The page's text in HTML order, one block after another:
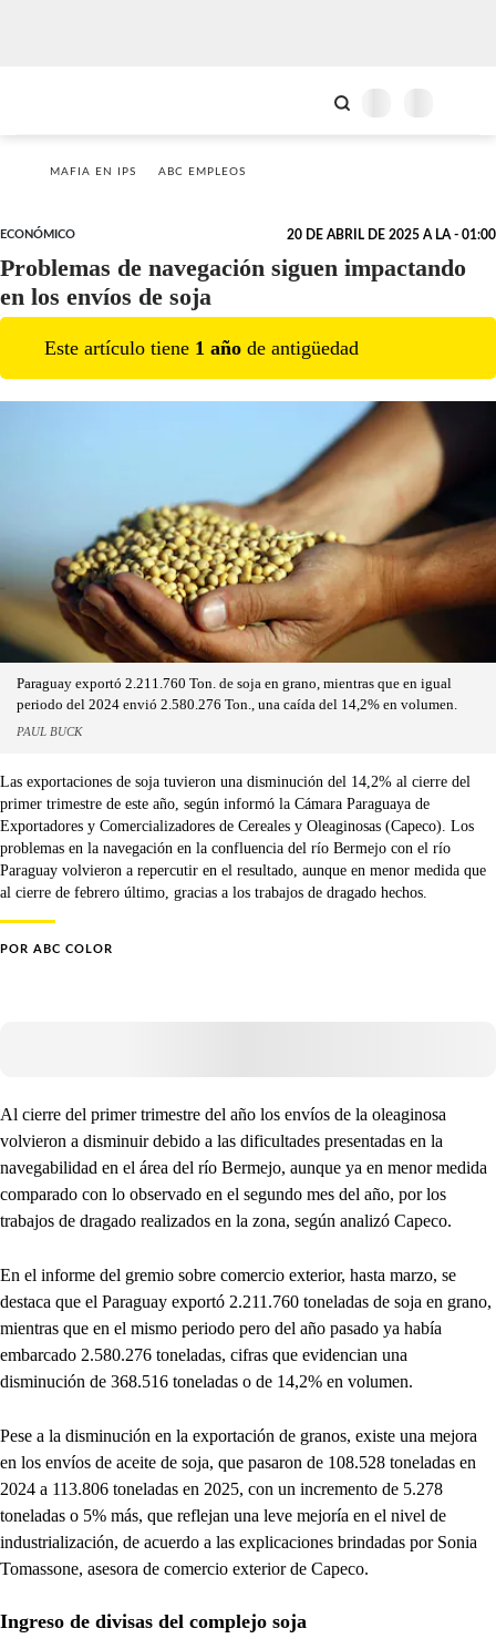
MAFIA EN IPS ABC EMPLEOS
ECONÓMICO 20 DE ABRIL DE 2025 A LA - 01:00
Problemas de navegación siguen impactando
en los envíos de soja
Este artículo tiene 1 año de antigüedad
Paraguay exportó 2.211.760 Ton. de soja en grano, mientras que en igual
periodo del 2024 envió 2.580.276 Ton., una caída del 14,2% en volumen.
PAUL BUCK
Las exportaciones de soja tuvieron una disminución del 14,2% al cierre del
primer trimestre de este año, según informó la Cámara Paraguaya de
Exportadores y Comercializadores de Cereales y Oleaginosas (Capeco). Los
problemas en la navegación en la confluencia del río Bermejo con el río
Paraguay volvieron a repercutir en el resultado, aunque en menor medida que
al cierre de febrero último, gracias a los trabajos de dragado hechos.
POR ABC COLOR
Al cierre del primer trimestre del año los envíos de la oleaginosa
volvieron a disminuir debido a las dificultades presentadas en la
navegabilidad en el área del río Bermejo, aunque ya en menor medida
comparado con lo observado en el segundo mes del año, por los
trabajos de dragado realizados en la zona, según analizó Capeco.
En el informe del gremio sobre comercio exterior, hasta marzo, se
destaca que el Paraguay exportó 2.211.760 toneladas de soja en grano,
mientras que en el mismo periodo pero del año pasado ya había
embarcado 2.580.276 toneladas, cifras que evidencian una
disminución de 368.516 toneladas o de 14,2% en volumen.
Pese a la disminución en la exportación de granos, existe una mejora
en los envíos de aceite de soja, que pasaron de 108.528 toneladas en
2024 a 113.806 toneladas en 2025, con un incremento de 5.278
toneladas o 5% más, que reflejan una leve mejoría en el nivel de
industrialización, de acuerdo a las explicaciones brindadas por Sonia
Tomassone, asesora de comercio exterior de Capeco.
Ingreso de divisas del complejo soja